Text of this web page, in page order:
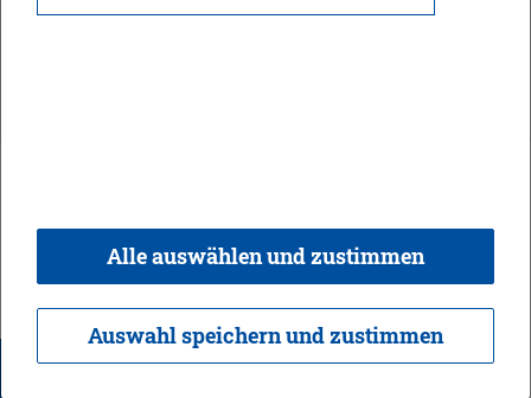
Auswahl speichern und zustimmen
Alle auswählen und zustimmen
© 2026 Ge­mein­de Bi­sin­gen,